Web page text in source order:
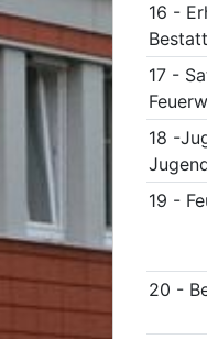
16 -
17 -
18 -
19 -
20 -